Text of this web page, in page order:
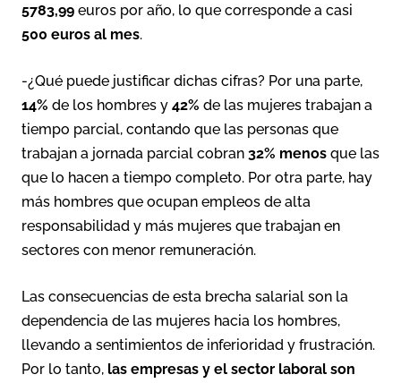
5783,99 euros por año, lo que corresponde a casi
500 euros al mes.
-¿Qué puede justificar dichas cifras? Por una parte,
14% de los hombres y 42% de las mujeres trabajan a
tiempo parcial, contando que las personas que
trabajan a jornada parcial cobran 32% menos que las
que lo hacen a tiempo completo. Por otra parte, hay
más hombres que ocupan empleos de alta
responsabilidad y más mujeres que trabajan en
sectores con menor remuneración.
Las consecuencias de esta brecha salarial son la
dependencia de las mujeres hacia los hombres,
llevando a sentimientos de inferioridad y frustración.
Por lo tanto, las empresas y el sector laboral son